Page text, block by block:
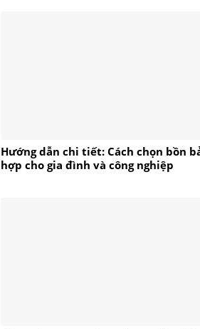
Hướng dẫn chi tiết: Cách chọn bồn
hợp cho gia đình và công nghiệp